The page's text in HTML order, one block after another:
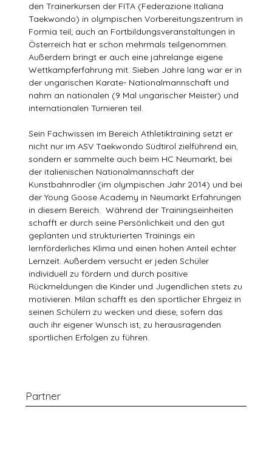
den Trainerkursen der FITA (Federazione Italiana
Taekwondo) in olympischen Vorbereitungszentrum in
Formia teil; auch an Fortbildungsveranstaltungen in
Österreich hat er schon mehrmals teilgenommen.
Außerdem bringt er auch eine jahrelange eigene
Wettkampferfahrung mit. Sieben Jahre lang war er in
der ungarischen Karate- Nationalmannschaft und
nahm an nationalen (9 Mal ungarischer Meister) und
internationalen Turnieren teil.
Sein Fachwissen im Bereich Athletiktraining setzt er
nicht nur im ASV Taekwondo Südtirol zielführend ein,
sondern er sammelte auch beim HC Neumarkt, bei
der italienischen Nationalmannschaft der
Kunstbahnrodler (im olympischen Jahr 2014) und bei
der Young Goose Academy in Neumarkt Erfahrungen
in diesem Bereich. Während der Trainingseinheiten
schafft er durch seine Persönlichkeit und den gut
geplanten und strukturierten Trainings ein
lernförderliches Klima und einen hohen Anteil echter
Lernzeit. Außerdem versucht er jeden Schüler
individuell zu fördern und durch positive
Rückmeldungen die Kinder und Jugendlichen stets zu
motivieren. Milan schafft es den sportlicher Ehrgeiz in
seinen Schülern zu wecken und diese, sofern das
auch ihr eigener Wunsch ist, zu herausragenden
sportlichen Erfolgen zu führen.
Partner